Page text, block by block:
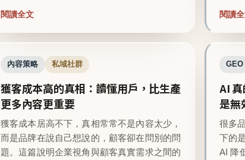
閱讀全文 閱讀
內容策略 私域社群
獲客成本高的真相：讀懂用戶，比生產
更多內容更重要
獲客成本居高不下，真相常常不是內容太少，
而是品牌在說自己想說的，顧客卻在問別的問
題。這篇說明企業視角與顧客真實需求之間的
GEO
AI
是無
很多
下的
AI 降